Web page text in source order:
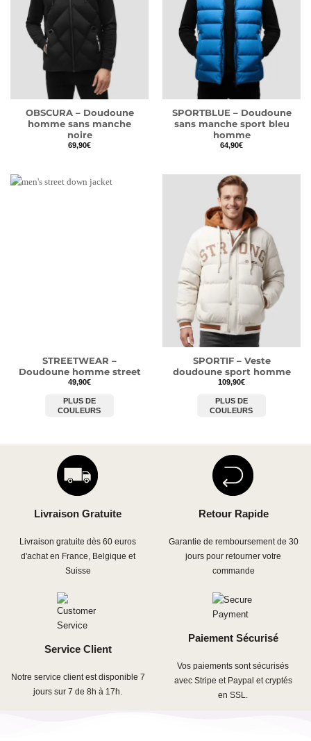
OBSCURA – Doudoune
homme sans manche
noire
69,90€
SPORTBLUE – Doudoune
sans manche sport bleu
homme
64,90€
STREETWEAR –
Doudoune homme street
49,90€
PLUS DE
COULEURS
SPORTIF – Veste
doudoune sport homme
109,90€
PLUS DE
COULEURS
Livraison Gratuite
Livraison gratuite dès 60 euros
d'achat en France, Belgique et
Suisse
Retour Rapide
Garantie de remboursement de 30
jours pour retourner votre
commande
Service Client
Notre service client est disponible 7
jours sur 7 de 8h à 17h.
Paiement Sécurisé
Vos paiements sont sécurisés
avec Stripe et Paypal et cryptés
en SSL.